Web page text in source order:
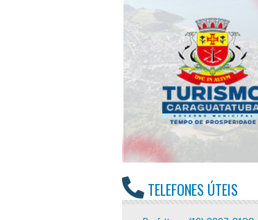
TELEFONES ÚTEIS